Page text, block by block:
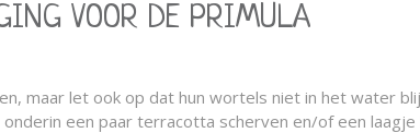
VOOR DE PRIMULA
maar let ook op dat hun wortels niet in het water
een paar terracotta scherven en/of een